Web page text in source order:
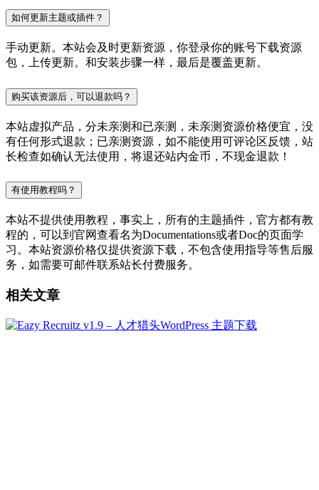
如何更新主题或插件？
手动更新。本站会及时更新资源，你登录你的账号下载资源
包，上传更新。和安装步骤一样，最后是覆盖更新。
购买该资源后，可以退款吗？
本站虚拟产品，分未亲测和已亲测，未亲测资源价格便宜，没
有任何形式退款；已亲测资源，如不能使用可评论区反馈，站
长检查如确认无法使用，将退还站内金币，不现金退款！
有使用教程吗？
本站不提供使用教程，事实上，所有的主题插件，官方都有教
程的，可以到官网查看名为Documentations或者Doc的页面学
习。本站资源价格仅提供资源下载，不包含使用指导等售后服
务，如需要可邮件联系站长付费服务。
相关文章